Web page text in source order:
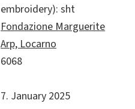
embroidery): sht
Fondazione Marguerite
Arp, Locarno
6068
7. January 2025